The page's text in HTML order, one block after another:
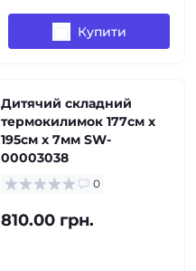
Купити
Дитячий складний
термокилимок 177см х
195см х 7мм SW-
00003038
0
810.00 грн.